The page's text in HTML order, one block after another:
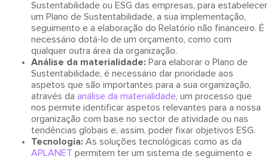
Sustentabilidade ou ESG das empresas, para estabelecer
um Plano de Sustentabilidade, a sua implementação,
seguimento e a elaboração do Relatório não financeiro. É
necessário dotá-lo de um orçamento, como com
qualquer outra área da organização.
Análise da materialidade: Para elaborar o Plano de
Sustentabilidade, é necessário dar prioridade aos
aspetos que são importantes para a sua organização,
através da análise da materialidade, um processo que
nos permite identificar aspetos relevantes para a nossa
organização com base no sector de atividade ou nas
tendências globais e, assim, poder fixar objetivos ESG.
Tecnologia: As soluções tecnológicas como as da
APLANET permitem ter um sistema de seguimento e